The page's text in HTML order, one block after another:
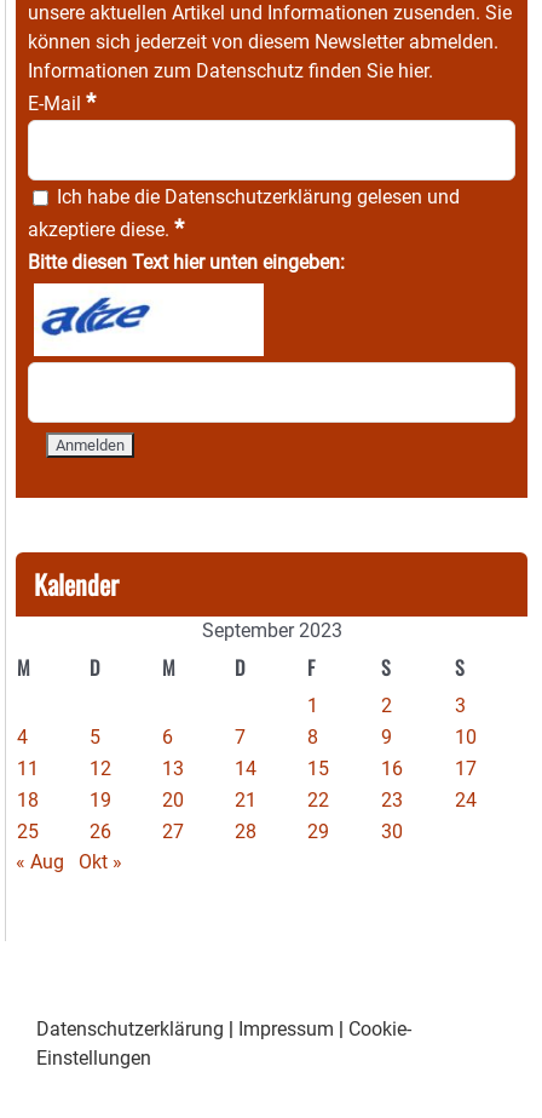
unsere aktuellen Artikel und Informationen zusenden. Sie
können sich jederzeit von diesem Newsletter abmelden.
Informationen zum Datenschutz finden Sie hier.
E-Mail *
Ich habe die Datenschutzerklärung gelesen und
akzeptiere diese. *
Bitte diesen Text hier unten eingeben:
Kalender
September 2023
M D M D F S S
1 2
3
4
5 6 7 8 9
10
11
12 13 14 15 16
17
18
19 20 21 22 23
24
25
26 27 28 29
30
« Aug
Okt »
Datenschutzerklärung Impressum
Cookie-
Einstellungen